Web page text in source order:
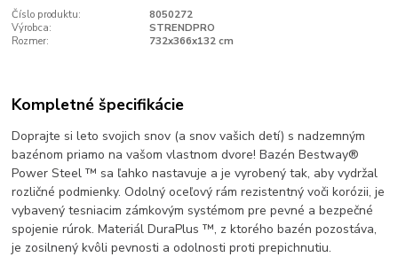
Číslo produktu:
8050272
Výrobca:
STRENDPRO
Rozmer:
732x366x132 cm
Kompletné špecifikácie
Doprajte si leto svojich snov (a snov vašich detí) s nadzemným
bazénom priamo na vašom vlastnom dvore! Bazén Bestway®
Power Steel ™ sa ľahko nastavuje a je vyrobený tak, aby vydržal
rozličné podmienky. Odolný oceľový rám rezistentný voči korózii, je
vybavený tesniacim zámkovým systémom pre pevné a bezpečné
spojenie rúrok. Materiál DuraPlus ™, z ktorého bazén pozostáva,
je zosilnený kvôli pevnosti a odolnosti proti prepichnutiu.